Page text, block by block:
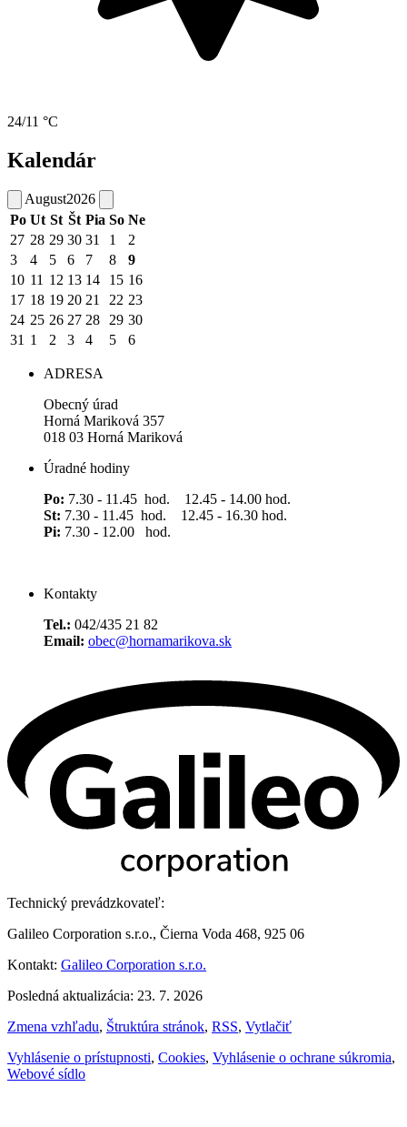
24/11 °C
Kalendár
August2026
Po Ut St Št Pia So Ne
27 28 29 30 31 1
2
3
4 5 6 7 8
9
10 11 12 13 14 15 16
17 18 19 20 21 22 23
24 25 26 27 28 29 30
31 1 2 3 4 5 6
ADRESA
Obecný úrad
Horná Mariková 357
018 03 Horná Mariková
Úradné hodiny
Po: 7.30 - 11.45 hod. 12.45 - 14.00 hod.
St: 7.30 - 11.45 hod. 12.45 - 16.30 hod.
Pi: 7.30 - 12.00 hod.
Kontakty
Tel.: 042/435 21 82
Email: obec@hornamarikova.sk
Technický prevádzkovateľ:
Galileo Corporation s.r.o., Čierna Voda 468, 925 06
Kontakt: Galileo Corporation s.r.o.
Posledná aktualizácia: 23. 7. 2026
Zmena vzhľadu, Štruktúra stránok, RSS, Vytlačiť
Vyhlásenie o prístupnosti, Cookies, Vyhlásenie o ochrane súkromia,
Webové sídlo